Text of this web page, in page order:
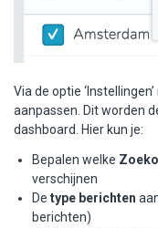
Via de optie
aanpassen. Dit worden
dashboard. Hier kun je:
Bepalen welke
verschijnen
De type berichten
berichten)